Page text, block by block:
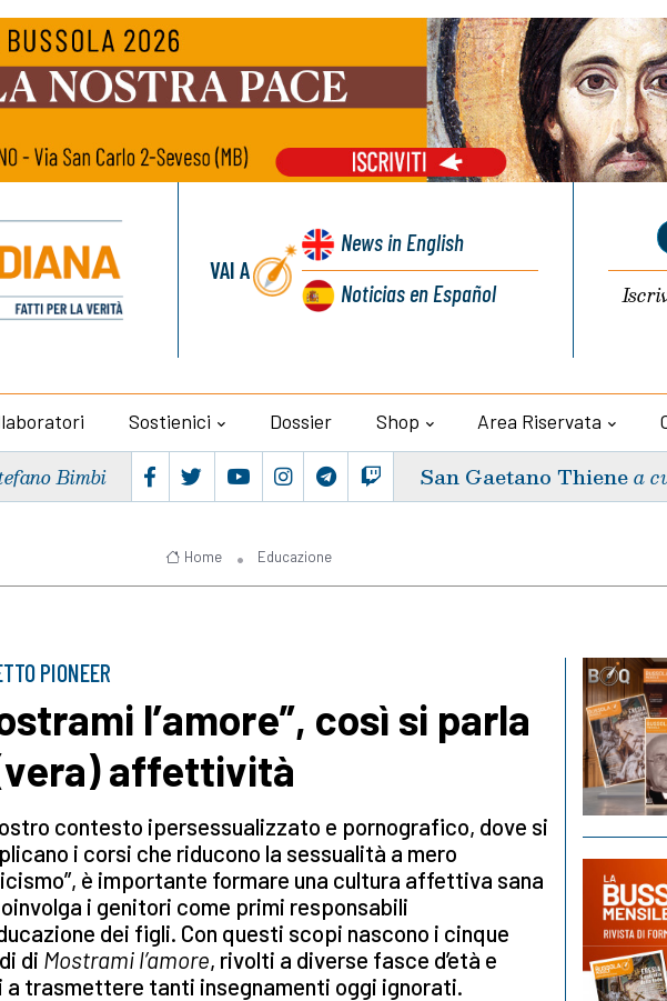
VAI A
Newsin English
Noticiasen Español
Sostienici Dossier Shop Area Riservata
Bimbi San Gaetano Thiene a
Home Educazione
PIONEER
l’amore”, così si parla
affettività
contesto ipersessualizzato e pornografico, dove si
i corsi che riducono la sessualità a mero
è importante formare una cultura affettiva sana
i genitori come primi responsabili
dei figli. Con questi scopi nascono i cinque
di Mostrami l’amore, rivolti a diverse fasce d’età e
a trasmettere tanti insegnamenti oggi ignorati.